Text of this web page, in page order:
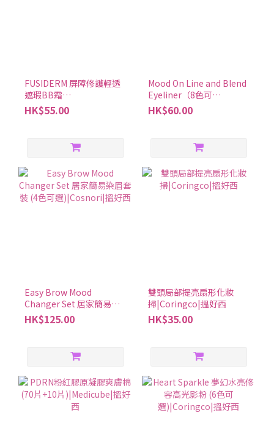
A」！ ③「合利他命A」其實是一家大小的保健好幫手 想為全家大小
選擇一款通用的保健藥品嗎？推薦選擇「合利他命A」，這也是合力
他命錠劑系列中唯一適合7歲以上孩童服用的產品。其他產品則是15
保健好幫手 ④「MEDICAL GOLD」其實對手腳麻痺有幫助 當感受到
命「MEDICAL GOLD」將能發揮作用！「MEDICAL GOLD」當中因
含有「甲鈷胺（Mecobalamin）」成分，即維他命B12 的一種，此
成分與修復末梢神經息息相關，與「葉酸」加乘後可緩和眼睛、肩
勞、較嚴重的肩頸痠痛等，都能針對症狀挑選最適合的「合利他
命」，陪伴一家人保健身體！ 合利他命常見問題1. 合利他命的服用
事項來使用喔。2. 合利他命是否有成分依賴性或耐受性？合利他命
的成分不會讓人上癮，也不會讓效果變差，所以長期吃也不會有問
題。3. 合利他命的適用年齡及功效是什麼？合利他命A適合7歲以上
的人用，其他錠劑要15歲以上才可以吃。合利他命可以幫你緩解身
FUSIDERM 屏障修護輕透
遮瑕BB霜
40ml|Dongwha東亞製藥|
搵好西
HK$55.00
Mood On Line and Blend
Eyeliner（8色可
選）|Banila Co|搵好西
HK$60.00
Easy Brow Mood
Changer Set 居家簡易染
眉套裝 (4色可
選)|Cosnori|搵好西
HK$125.00
雙頭局部提亮扇形化妝
掃|Coringco|搵好西
HK$35.00